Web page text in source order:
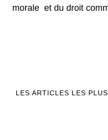
morale et du droit
LES ARTICLES LES